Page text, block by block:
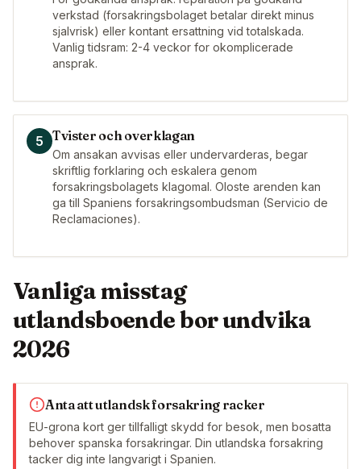
verkstad (forsakringsbolaget betalar direkt minus
sjalvrisk) eller kontant ersattning vid totalskada.
Vanlig tidsram: 2-4 veckor for okomplicerade
ansprak.
5 Tvister och overklagan
Om ansakan avvisas eller undervarderas, begar
skriftlig forklaring och eskalera genom
forsakringsbolagets klagomal. Oloste arenden kan
ga till Spaniens forsakringsombudsman (Servicio de
Reclamaciones).
Vanliga misstag
utlandsboende bor undvika
2026
Anta att utlandsk forsakring racker
EU-grona kort ger tillfalligt skydd for besok, men bosatta
behover spanska forsakringar. Din utlandska forsakring
tacker dig inte langvarigt i Spanien.